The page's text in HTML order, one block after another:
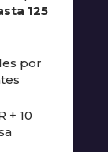
125
por
+ 10